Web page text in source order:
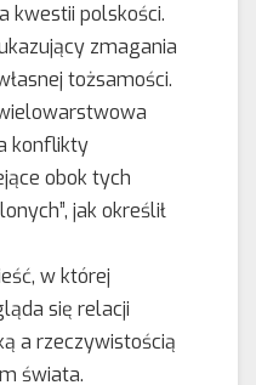
kwestii polskości.
zmagania
tożsamości.
konflikty
obok tych
jak określił
w której
się relacji
a rzeczywistością
świata.